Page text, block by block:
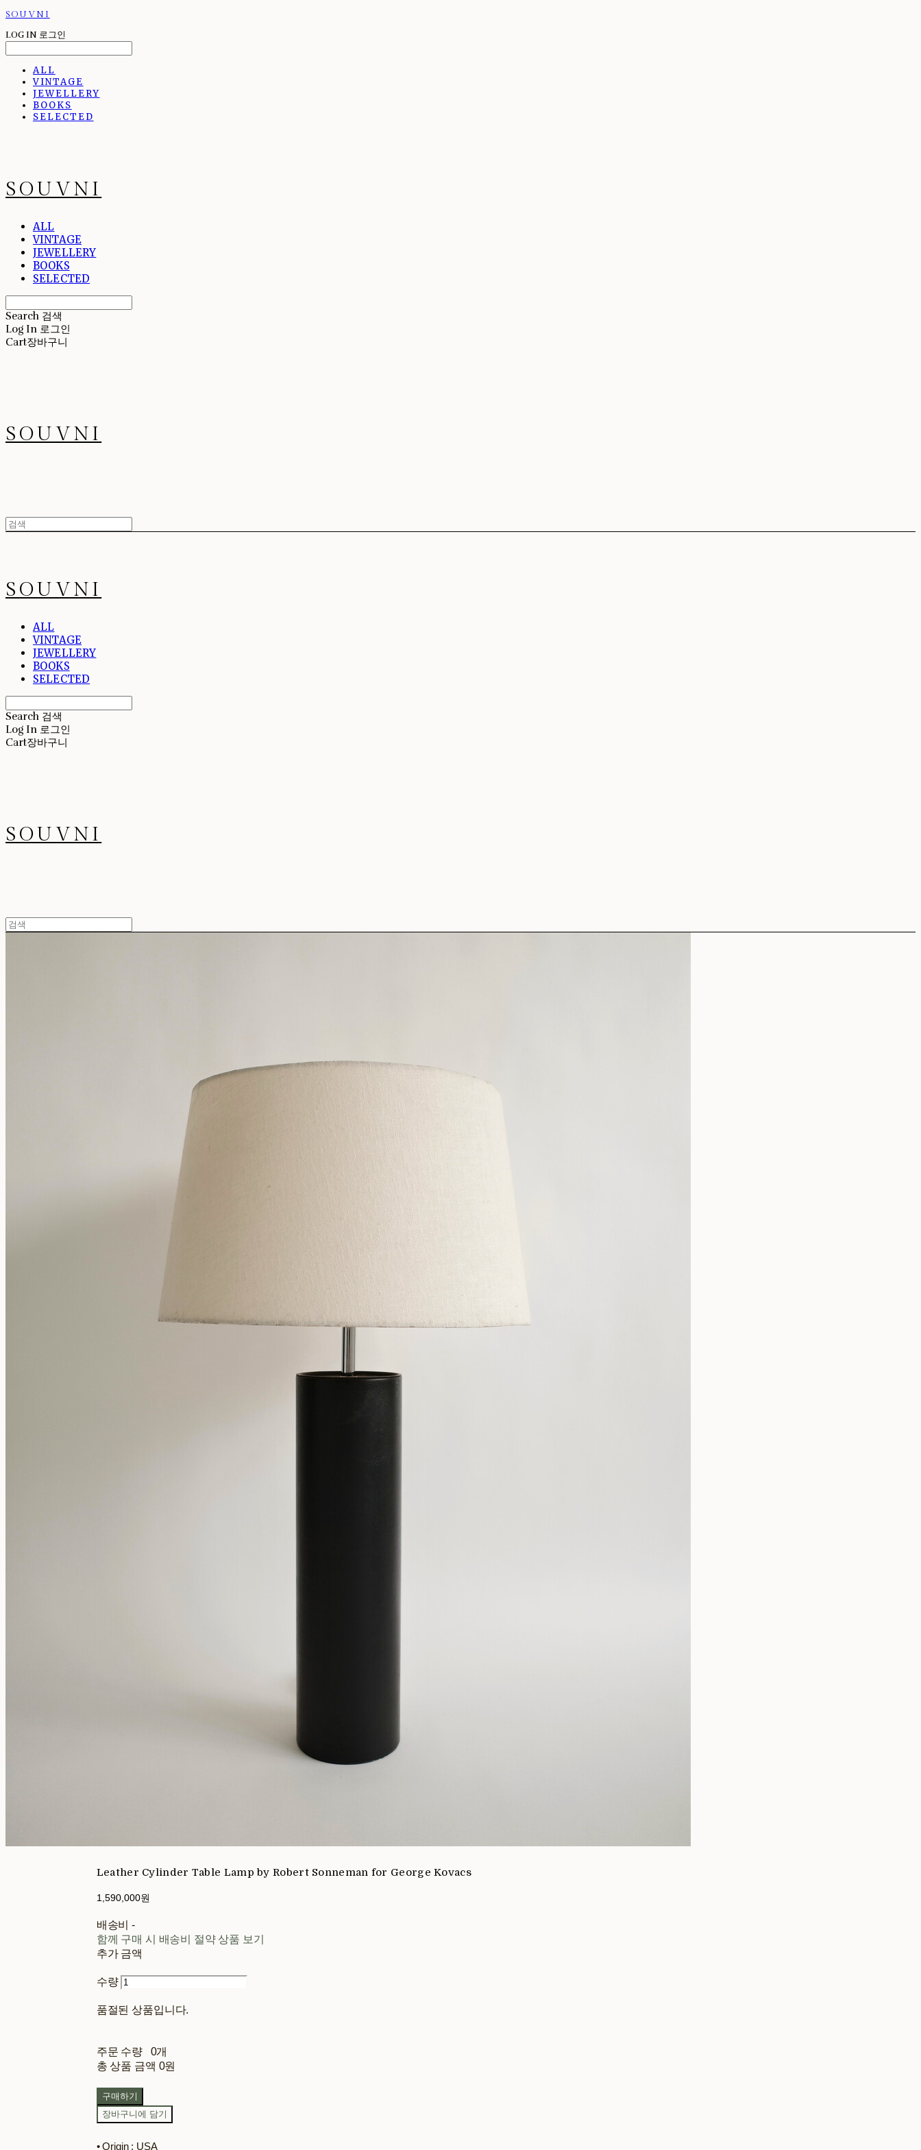
SOUVNI
LOG IN 로그인
ALL
VINTAGE
JEWELLERY
BOOKS
SELECTED
SOUVNI
ALL
VINTAGE
JEWELLERY
BOOKS
SELECTED
Search 검색
Log In 로그인
Cart장바구니
SOUVNI
SOUVNI
ALL
VINTAGE
JEWELLERY
BOOKS
SELECTED
Search 검색
Log In 로그인
Cart장바구니
SOUVNI
Leather Cylinder Table Lamp by Robert Sonneman for George Kovacs
1,590,000원
배송비-
함께 구매 시 배송비 절약 상품 보기
추가 금액
수량
품절된 상품입니다.
주문 수량
0개
총 상품 금액 0원
구매하기
장바구니에 담기
• Origin : USA